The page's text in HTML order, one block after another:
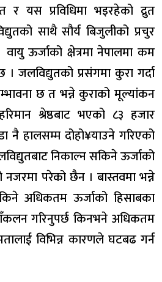
र यस प्रविधिमा भइरहेको द्रुत
साथै सौर्य बिजुलीको प्रचुर
ऊर्जाको क्षेत्रमा नेपालमा कम
। जलविद्युतको प्रसंगमा कुरा गर्दा
छ त भन्ने कुराको मूल्यांकन
श्रेष्ठबाट भएको ८३ हजार
नै हालसम्म दोहो¥याउने गरिएको
निकाल्न सकिने ऊर्जाको
परेको छैन । बास्तवमा भन्ने
अधिकतम ऊर्जाको हिसाबका
गरिनुपर्छ किनभने अधिकतम
विभिन्न कारणले घटबढ गर्न